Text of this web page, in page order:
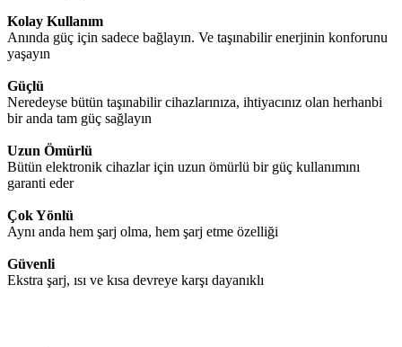
Kolay Kullanım
Anında güç için sadece bağlayın. Ve taşınabilir enerjinin konforunu
yaşayın
Güçlü
Neredeyse bütün taşınabilir cihazlarınıza, ihtiyacınız olan herhanbi
bir anda tam güç sağlayın
Uzun Ömürlü
Bütün elektronik cihazlar için uzun ömürlü bir güç kullanımını
garanti eder
Çok Yönlü
Aynı anda hem şarj olma, hem şarj etme özelliği
Güvenli
Ekstra şarj, ısı ve kısa devreye karşı dayanıklı